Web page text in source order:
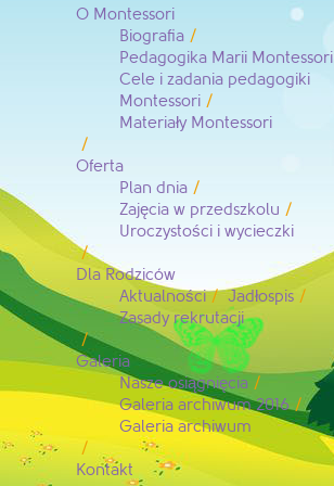
O Montessori
Biografia
Pedagogika Marii Montessori
Cele i zadania pedagogiki
Montessori
Materiały Montessori
Oferta
Plan dnia
Zajęcia w przedszkolu
Uroczystości i wycieczki
Dla Rodziców
Aktualności
Jadłospis
Zasady rekrutacji
Galeria
Nasze osiągnięcia
Galeria archiwum 2016
Galeria archiwum
Kontakt